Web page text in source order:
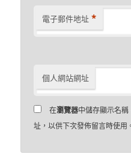
電子郵件地址 *
個人網站網址
在瀏覽器中儲存顯示名
址，以供下次發佈留言時使用